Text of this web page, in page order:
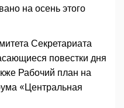
на осень этого
Секретариата
повестки дня
Рабочий план на
«Центральная